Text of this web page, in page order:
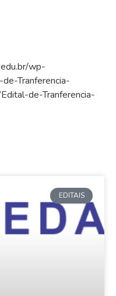
wp-
Tranferencia-
de-Tranferencia-
EDITAIS